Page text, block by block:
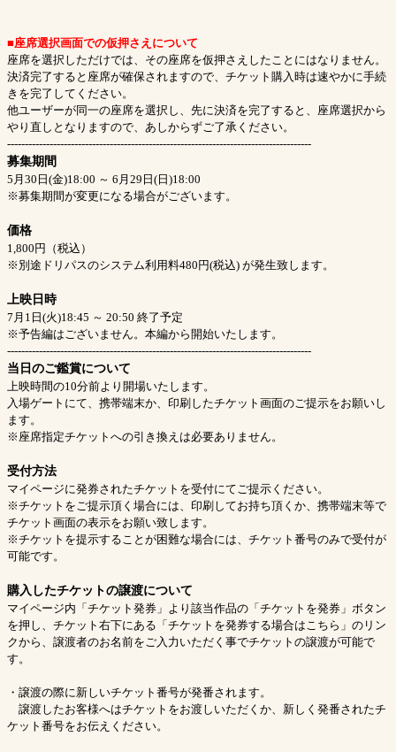
■座席選択画面での仮押さえについて
座席を選択しただけでは、その座席を仮押さえしたことにはなりません。
決済完了すると座席が確保されますので、チケット購入時は速やかに手続
きを完了してください。
他ユーザーが同一の座席を選択し、先に決済を完了すると、座席選択から
やり直しとなりますので、あしからずご了承ください。
--------------------------------------------------------------------------------------
募集期間
5月30日(金)18:00 ～ 6月29日(日)18:00
※募集期間が変更になる場合がございます。
価格
1,800円（税込）
※別途ドリパスのシステム利用料480円(税込) が発生致します。
上映日時
7月1日(火)18:45 ～ 20:50 終了予定
※予告編はございません。本編から開始いたします。
--------------------------------------------------------------------------------------
当日のご鑑賞について
上映時間の10分前より開場いたします。
入場ゲートにて、携帯端末か、印刷したチケット画面のご提示をお願いし
ます。
※座席指定チケットへの引き換えは必要ありません。
受付方法
マイページに発券されたチケットを受付にてご提示ください。
※チケットをご提示頂く場合には、印刷してお持ち頂くか、携帯端末等で
チケット画面の表示をお願い致します。
※チケットを提示することが困難な場合には、チケット番号のみで受付が
可能です。
購入したチケットの譲渡について
マイページ内「チケット発券」より該当作品の「チケットを発券」ボタン
を押し、チケット右下にある「チケットを発券する場合はこちら」のリン
クから、譲渡者のお名前をご入力いただく事でチケットの譲渡が可能で
す。
・譲渡の際に新しいチケット番号が発番されます。
譲渡したお客様へはチケットをお渡しいただくか、新しく発番されたチ
ケット番号をお伝えください。